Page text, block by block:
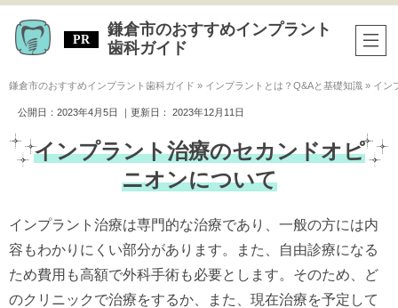
鎌倉市のおすすめインプラント
歯科ガイド
鎌倉市のおすすめインプラント歯科ガイド » インプラントとは？Q&Aと基礎知識 » イン
公開日： 2023年4月5日 ｜更新日： 2023年12月11日
インプラント治療のセカンドオピ
ニオンについて
インプラント治療は専門的な治療であり、一般の方には内
容もわかりにくい部分があります。また、自由診療になる
ため費用も高額で外科手術も必要とします。そのため、ど
のクリニックで治療をするか、また、現在治療を予定して